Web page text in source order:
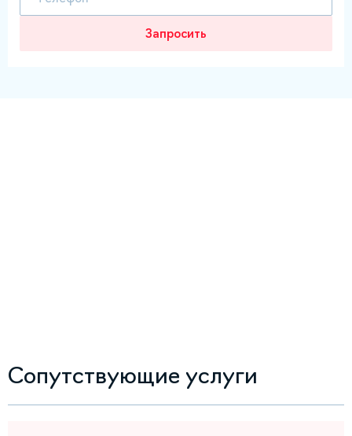
Запросить
Сопутствующие услуги